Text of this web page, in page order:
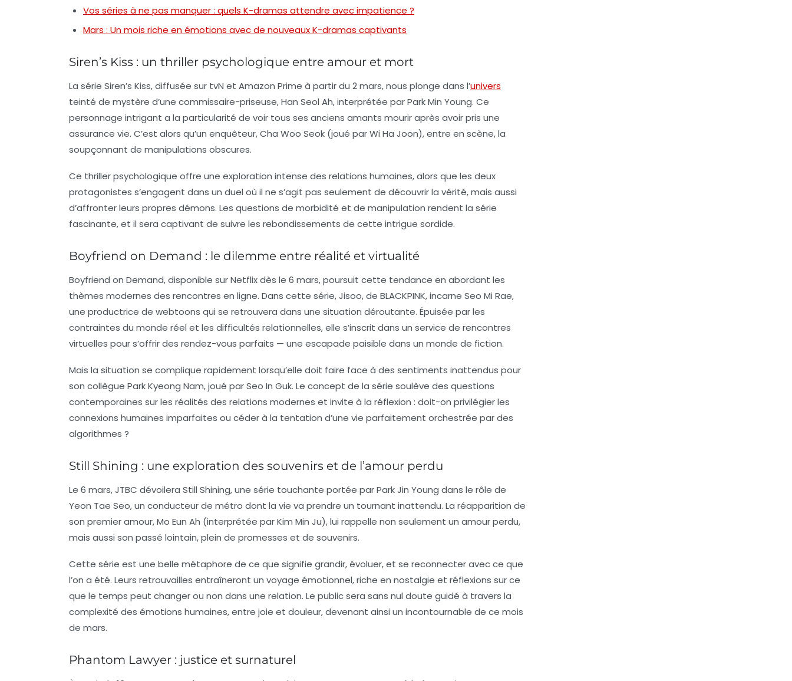
Vos séries à ne pas manquer : quels K-dramas attendre avec impatience ?
Mars : Un mois riche en émotions avec de nouveaux K-dramas captivants
Siren’s Kiss : un thriller psychologique entre amour et mort
La série Siren’s Kiss, diffusée sur tvN et Amazon Prime à partir du 2 mars, nous plonge dans l’univers
teinté de mystère d’une commissaire-priseuse, Han Seol Ah, interprétée parPark Min Young. Ce
personnage intrigant a la particularité de voir tous ses anciens amants mourir après avoir pris une
assurance vie. C’est alors qu’un enquêteur, Cha Woo Seok (joué parWi Ha Joon), entre en scène, la
soupçonnant de manipulations obscures.
Ce thriller psychologique offre une exploration intense des relations humaines, alors que les deux
protagonistes s’engagent dans un duel où il ne s’agit pas seulement de découvrir la vérité, mais aussi
d’affronter leurs propres démons. Les questions de morbidité et de manipulation rendent la série
fascinante, et il sera captivant de suivre les rebondissements de cette intrigue sordide.
Boyfriend on Demand : le dilemme entre réalité et virtualité
Boyfriend on Demand, disponible surNetflixdès le 6 mars, poursuit cette tendance en abordant les
thèmes modernes des rencontres en ligne. Dans cette série,Jisoo, de BLACKPINK, incarne Seo Mi Rae,
une productrice de webtoons qui se retrouvera dans une situation déroutante. Épuisée par les
contraintes du monde réel et les difficultés relationnelles, elle s’inscrit dans un service de rencontres
virtuelles pour s’offrir des rendez-vous parfaits — une escapade paisible dans un monde de fiction.
Mais la situation se complique rapidement lorsqu’elle doit faire face à des sentiments inattendus pour
son collègue Park Kyeong Nam, joué parSeo In Guk. Le concept de la série soulève des questions
contemporaines sur les réalités des relations modernes et invite à la réflexion : doit-on privilégier les
connexions humaines imparfaites ou céder à la tentation d’une vie parfaitement orchestrée par des
algorithmes ?
Still Shining : une exploration des souvenirs et de l’amour perdu
Le 6 mars,JTBC dévoilera Still Shining, une série touchante portée parPark Jin Young dans le rôle de
Yeon Tae Seo, un conducteur de métro dont la vie va prendre un tournant inattendu. La réapparition de
son premier amour, Mo Eun Ah (interprétée parKim Min Ju), lui rappelle non seulement un amour perdu,
mais aussi son passé lointain, plein de promesses et de souvenirs.
Cette série est une belle métaphore de ce que signifie grandir, évoluer, et se reconnecter avec ce que
l’on a été. Leurs retrouvailles entraîneront un voyage émotionnel, riche en nostalgie et réflexions sur ce
que le temps peut changer ou non dans une relation. Le public sera sans nul doute guidé à travers la
complexité des émotions humaines, entre joie et douleur, devenant ainsi un incontournable de ce mois
de mars.
Phantom Lawyer : justice et surnaturel